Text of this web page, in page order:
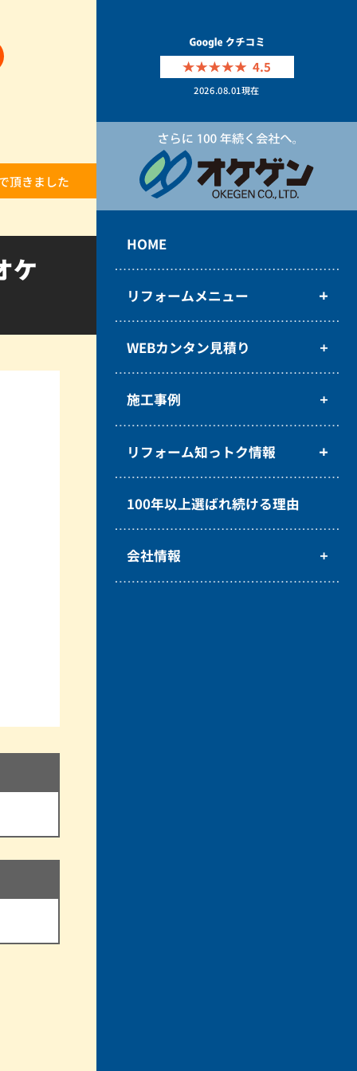
4.5
2026.08.01現在
HOME
リフォームメニュー
WEBカンタン見積り
施工事例
リフォーム知っトク情報
100年以上選ばれ続ける理由
会社情報
頂きました
ケ